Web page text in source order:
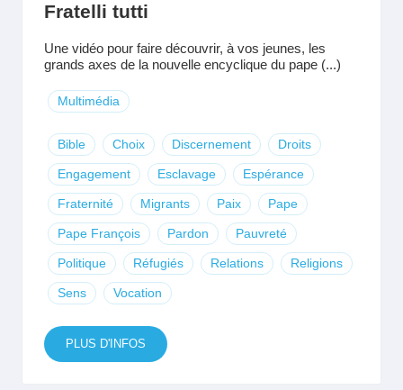
Fratelli tutti
Une vidéo pour faire découvrir, à vos jeunes, les
grands axes de la nouvelle encyclique du pape (...)
Multimédia
Bible Choix Discernement Droits
Engagement Esclavage Espérance
Fraternité Migrants Paix Pape
Pape François Pardon Pauvreté
Politique Réfugiés Relations Religions
Sens Vocation
PLUS D'INFOS